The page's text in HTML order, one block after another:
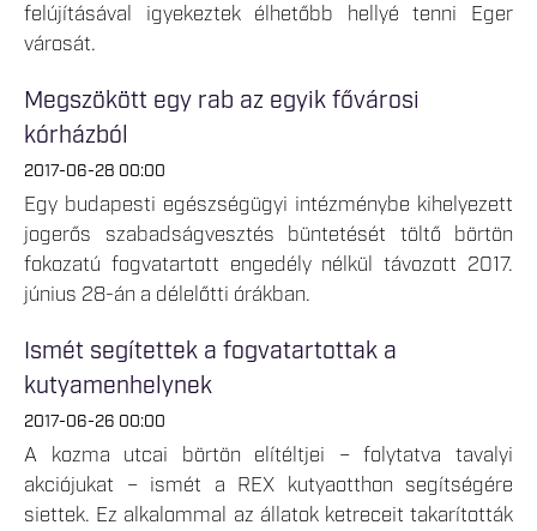
felújításával igyekeztek élhetőbb hellyé tenni Eger
városát.
Megszökött egy rab az egyik fővárosi
kórházból
2017-06-28 00:00
Egy budapesti egészségügyi intézménybe kihelyezett
jogerős szabadságvesztés büntetését töltő börtön
fokozatú fogvatartott engedély nélkül távozott 2017.
június 28-án a délelőtti órákban.
Ismét segítettek a fogvatartottak a
kutyamenhelynek
2017-06-26 00:00
A kozma utcai börtön elítéltjei – folytatva tavalyi
akciójukat – ismét a REX kutyaotthon segítségére
siettek. Ez alkalommal az állatok ketreceit takarították